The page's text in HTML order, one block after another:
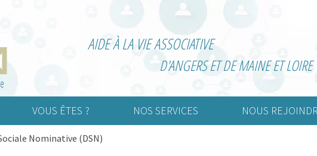
AIDE À LA VIE ASSOCIATIVE
D'ANGERS ET DE MAINE ET LOIRE
VOUS ÊTES ?
Association culturelle
NOS SERVICES NOUS
Nominative (DSN)